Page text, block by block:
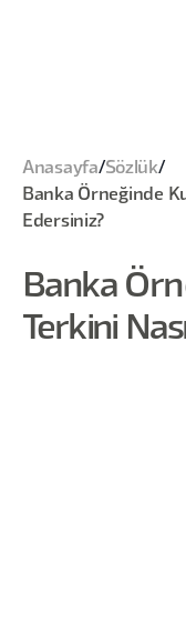
Anasayfa/Sözlük/
Banka Örneğinde
Edersiniz?
Banka
Terkini